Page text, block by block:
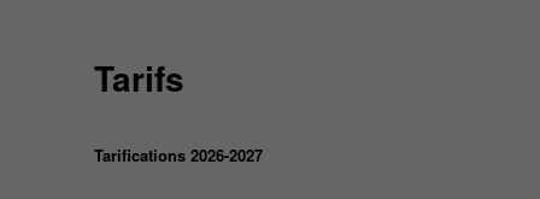
Tarifs
Tarifications 2026-2027